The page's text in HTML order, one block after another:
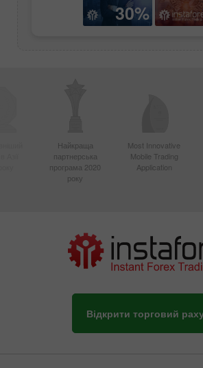
30%
Найкраща
партнерська
програма 2020
року
Most Innovative
Mobile Trading
Application
Відкрити торговий